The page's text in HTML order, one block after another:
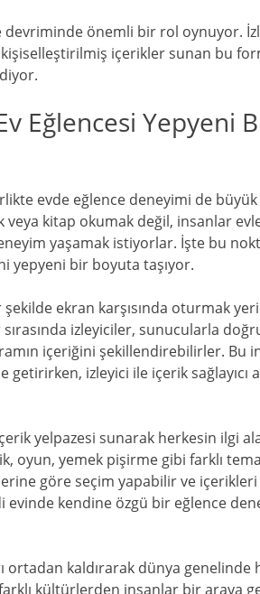
önemli bir rol oynuyor.
içerikler sunan bu
Eğlencesi Yepyeni
evde eğlence deneyimi de
veya kitap okumak değil, insanlar
yaşamak istiyorlar. İşte bu
yepyeni bir boyuta taşıyor.
ekran karşısında oturmak
sırasında izleyiciler, sunucularla
içeriğini şekillendirebilirler. Bu
getirirken, izleyici ile içerik sağlayıcı
yelpazesi sunarak herkesin ilgi
oyun, yemek pişirme gibi farklı
göre seçim yapabilir ve içerikleri
kendine özgü bir eğlence
ortadan kaldırarak dünya genelinde
kültürlerden insanlar bir araya